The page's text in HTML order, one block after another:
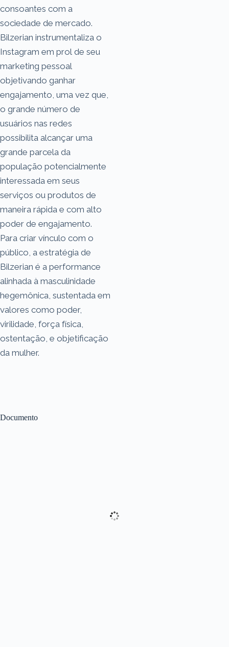
Documento
consoantes com a
sociedade de mercado.
Bilzerian instrumentaliza o
Instagram em prol de seu
marketing pessoal
objetivando ganhar
engajamento, uma vez que,
o grande número de
usuários nas redes
possibilita alcançar uma
grande parcela da
população potencialmente
interessada em seus
serviços ou produtos de
maneira rápida e com alto
poder de engajamento.
Para criar vínculo com o
público, a estratégia de
Bilzerian é a performance
alinhada à masculinidade
hegemônica, sustentada em
valores como poder,
virilidade, força física,
ostentação, e objetificação
da mulher.